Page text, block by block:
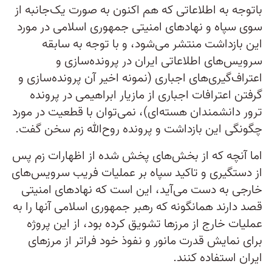
باتوجه به اطلاعاتی که هم اکنون به صورت یک‌جانبه از
سوی سپاه و نهادهای امنیتی جمهوری اسلامی در مورد
این بازداشت منتشر می‌شود، و با توجه به سابقه
سرویس‌های اطلاعاتی ایران در پرونده‌سازی و
اعتراف‌گیری‌های اجباری (نمونه اخیر آن پرونده‌سازی و
گرفتن اعترافات اجباری از مازیار ابراهیمی در پرونده
ترور دانشمندان هسته‌ای)، نمی‌توان با قطعیت در مورد
چگونگی این بازداشت و پرونده روح‌الله زم سخن گفت.
اما آنچه که از بخش‌های پخش شده از اظهارات زم پس
از دستگیری و تاکید سپاه بر عملیات فریب سرویس‌های
خارجی به دست می‌آید، این است که نهادهای امنیتی
قصد دارند همانگونه که رهبر جمهوری اسلامی آنها را به
عملیات خارج از مرزها تشویق کرده بود، از این پروژه
برای نمایش قدرت مانور و نفوذ خود فراتر از مرزهای
ایران استفاده کنند.